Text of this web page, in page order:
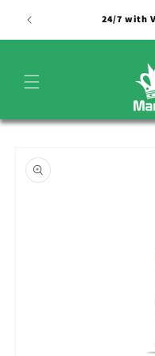
direttamente
24/7 with
informazioni
sul
prodotto